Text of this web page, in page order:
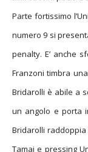
numero 9 si
penalty. E’ anche
Franzoni timbra
Bridarolli è abile a
un angolo e porta
Bridarolli raddoppia
Tamai e pressing
mischia con